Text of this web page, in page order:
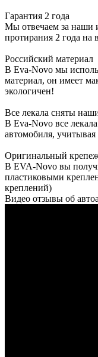
Гарантия 2 года
Мы отвечаем за наши
протирания 2 года на
Российский материал
В Eva-Novo мы
материал, он имеет
экологичен!
Все лекала сняты
В Eva-Novo все
автомобиля,
Оригинальный
В EVA-Novo вы
пластиковыми
креплений)
Видео отзывы об